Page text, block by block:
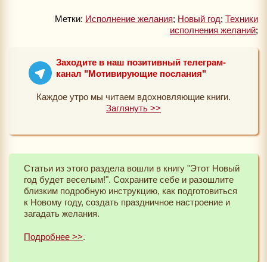
Метки: Исполнение желания; Новый год; Техники
исполнения желаний;
Заходите в наш позитивный телеграм-
канал "Мотивирующие послания"
Каждое утро мы читаем вдохновляющие книги.
Заглянуть >>
Статьи из этого раздела вошли в книгу "Этот Новый
год будет веселым!". Сохраните себе и разошлите
близким подробную инструкцию, как подготовиться
к Новому году, создать праздничное настроение и
загадать желания.
Подробнее >>.